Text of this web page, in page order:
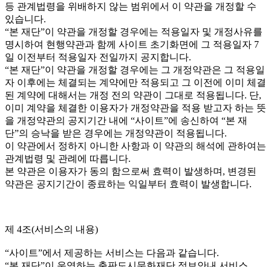
등 관계법령을 위배하지 않는 범위에서 이 약관을 개정할 수
있습니다.
“본 재단”이 약관을 개정할 경우에는 적용일자 및 개정사유를
명시하여 현행약관과 함께 사이트 초기화면에 그 적용일자 7
일 이전부터 적용일자 전일까지 공지합니다.
“본 재단”이 약관을 개정할 경우에는 그 개정약관은 그 적용일
자 이후에는 체결되는 계약에만 적용되고 그 이전에 이미 체결
된 계약에 대해서는 개정 전의 약관이 그대로 적용됩니다. 단,
이미 계약을 체결한 이용자가 개정약관을 적용 받고자 하는 뜻
을 개정약관의 공지기간 내에 “사이트”에 송신하여 “본 재
단”의 승낙을 받은 경우에는 개정약관이 적용됩니다.
이 약관에서 정하지 아니한 사항과 이 약관의 해석에 관하여는
관계법령 및 관례에 따릅니다.
본 약관은 이용자가 동의 함으로써 효력이 발생하며, 변경된
약관은 공지기간이 종료하는 익일부터 효력이 발생합니다.
제 4조(서비스의 내용)
“사이트”에서 제공하는 서비스는 다음과 같습니다.